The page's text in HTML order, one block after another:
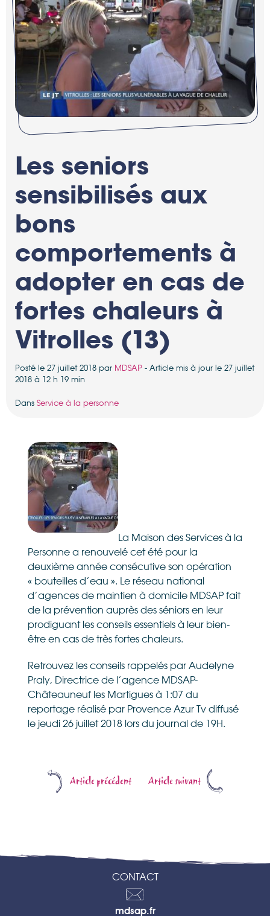
Les seniors
sensibilisés aux
bons
comportements à
adopter en cas de
fortes chaleurs à
Vitrolles (13)
Posté le 27 juillet 2018 par MDSAP - Article mis à jour le 27 juillet
2018 à 12 h 19 min
Dans Service à la personne
La Maison des Services à la
Personne a renouvelé cet été pour la
deuxième année consécutive son opération
« bouteilles d’eau ». Le réseau national
d’agences de maintien à domicile MDSAP fait
de la prévention auprès des séniors en leur
prodiguant les conseils essentiels à leur bien-
être en cas de très fortes chaleurs.
Retrouvez les conseils rappelés par Audelyne
Praly, Directrice de l’agence MDSAP-
Châteauneuf les Martigues à 1:07 du
reportage réalisé par Provence Azur Tv diffusé
le jeudi 26 juillet 2018 lors du journal de 19H.
Article précédent Article suivant
CONTACT
Contactez-
mdsap.fr